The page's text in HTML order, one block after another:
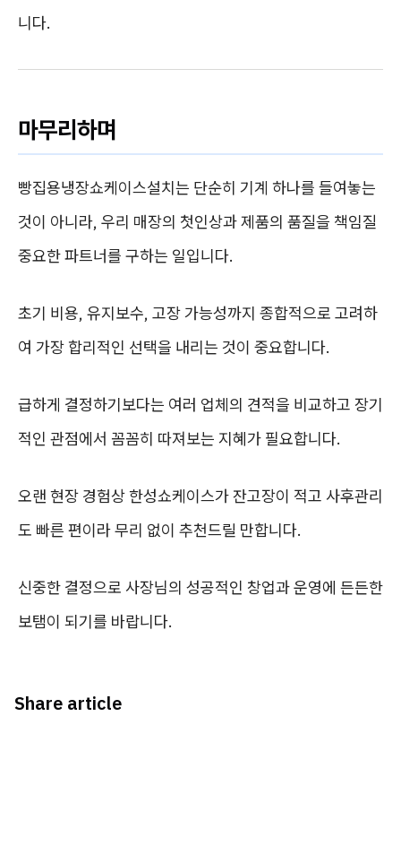
니다.
마무리하며
빵집용냉장쇼케이스설치는 단순히 기계 하나를 들여놓는
것이 아니라, 우리 매장의 첫인상과 제품의 품질을 책임질
중요한 파트너를 구하는 일입니다.
초기 비용, 유지보수, 고장 가능성까지 종합적으로 고려하
여 가장 합리적인 선택을 내리는 것이 중요합니다.
급하게 결정하기보다는 여러 업체의 견적을 비교하고 장기
적인 관점에서 꼼꼼히 따져보는 지혜가 필요합니다.
오랜 현장 경험상 한성쇼케이스가 잔고장이 적고 사후관리
도 빠른 편이라 무리 없이 추천드릴 만합니다.
신중한 결정으로 사장님의 성공적인 창업과 운영에 든든한
보탬이 되기를 바랍니다.
Share article